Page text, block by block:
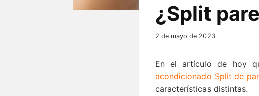
¿Split
2 de mayo de 2023
En el artículo de hoy
acondicionado Split de
características distintas.